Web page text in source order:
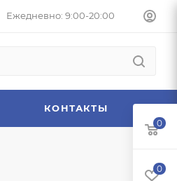
Ежедневно: 9:00-20:00
КОНТАКТЫ
0
0